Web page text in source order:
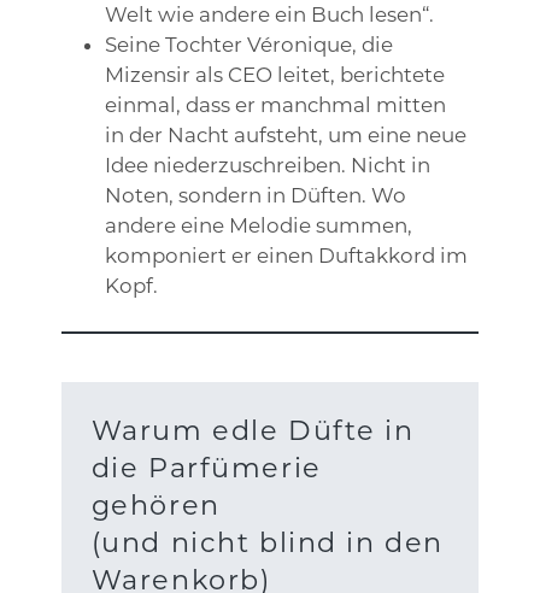
Welt wie andere ein Buch lesen“.
Seine Tochter Véronique, die
Mizensir als CEO leitet, berichtete
einmal, dass er manchmal mitten
in der Nacht aufsteht, um eine neue
Idee niederzuschreiben. Nicht in
Noten, sondern in Düften. Wo
andere eine Melodie summen,
komponiert er einen Duftakkord im
Kopf.
Warum edle Düfte in
die Parfümerie
gehören
(und nicht blind in den
Warenkorb)